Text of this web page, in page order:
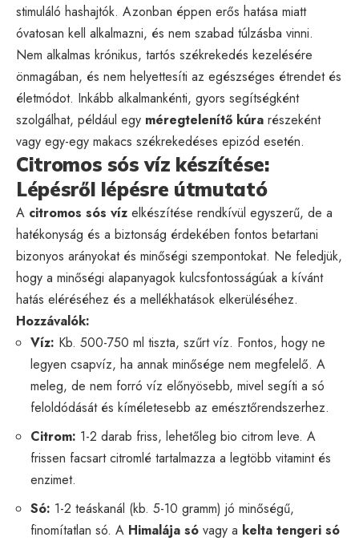
stimuláló hashajtók. Azonban éppen erős hatása miatt
óvatosan kell alkalmazni, és nem szabad túlzásba vinni.
Nem alkalmas krónikus, tartós székrekedés kezelésére
önmagában, és nem helyettesíti az egészséges étrendet és
életmódot. Inkább alkalmankénti, gyors segítségként
szolgálhat, például egy méregtelenítő kúra részeként
vagy egy-egy makacs székrekedéses epizód esetén.
Citromos sós víz készítése:
Lépésről lépésre útmutató
A citromos sós víz elkészítése rendkívül egyszerű, de a
hatékonyság és a biztonság érdekében fontos betartani
bizonyos arányokat és minőségi szempontokat. Ne feledjük,
hogy a minőségi alapanyagok kulcsfontosságúak a kívánt
hatás eléréséhez és a mellékhatások elkerüléséhez.
Hozzávalók:
Víz: Kb. 500-750 ml tiszta, szűrt víz. Fontos, hogy ne
legyen csapvíz, ha annak minősége nem megfelelő. A
meleg, de nem forró víz előnyösebb, mivel segíti a só
feloldódását és kíméletesebb az emésztőrendszerhez.
Citrom: 1-2 darab friss, lehetőleg bio citrom leve. A
frissen facsart citromlé tartalmazza a legtöbb vitamint és
enzimet.
Só: 1-2 teáskanál (kb. 5-10 gramm) jó minőségű,
finomítatlan só. A Himalája só vagy a kelta tengeri só